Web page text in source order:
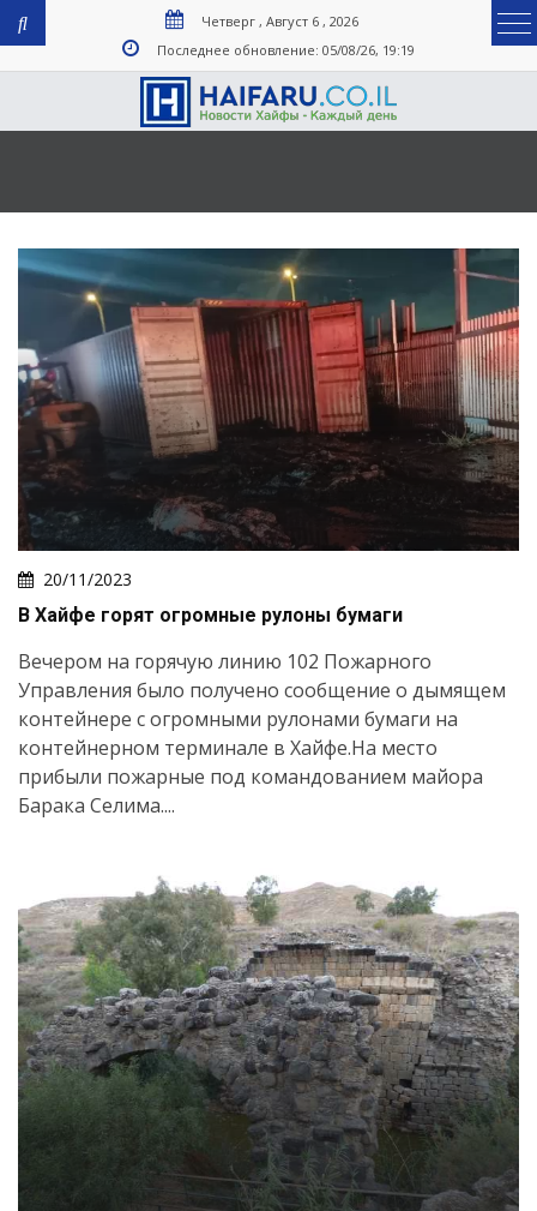
Четверг , Август 6 , 2026
Последнее обновление: 05/08/26, 19:19
20/11/2023
В Хайфе горят огромные рулоны бумаги
Вечером на горячую линию 102 Пожарного
Управления было получено сообщение о дымящем
контейнере с огромными рулонами бумаги на
контейнерном терминале в Хайфе.На место
прибыли пожарные под командованием майора
Барака Селима....